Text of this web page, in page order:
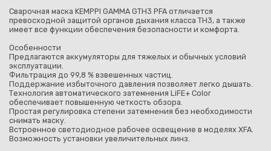
Сварочная маска KEMPPI GAMMA GTH3 PFA отличается
превосходной защитой органов дыхания класса TH3, а также
имеет все функции обеспечения безопасности и комфорта.
Особенности
Предлагаются аккумуляторы для тяжелых и обычных условий
эксплуатации.
Фильтрация до 99,8 % взвешенных частиц.
Поддержание избыточного давления позволяет легко дышать.
Технология автоматического затемнения LiFE+ Color
обеспечивает повышенную четкость обзора.
Простая регулировка степени затемнения без необходимости
снимать маску.
Встроенное светодиодное рабочее освещение в моделях XFA.
Возможность установки увеличительных линз.